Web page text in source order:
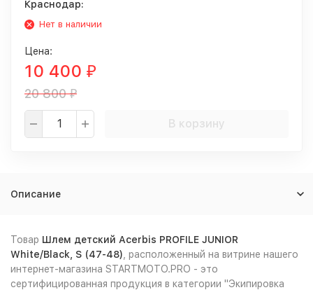
Краснодар:
Нет в наличии
Цена:
10 400 ₽
20 800₽
В корзину
Описание
Товар Шлем детский Acerbis PROFILE JUNIOR
White/Black, S (47-48) , расположенный на витрине нашего
интернет-магазина STARTMOTO.PRO - это
сертифицированная продукция в категории "Экипировка